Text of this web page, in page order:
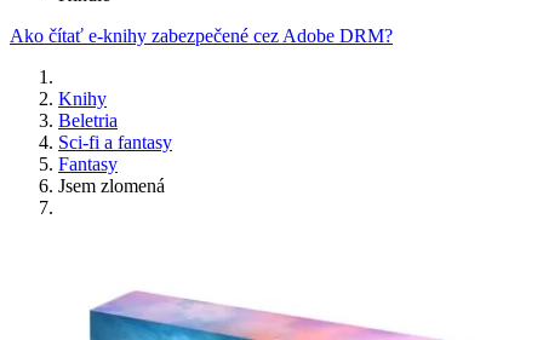
Ako čítať e-knihy zabezpečené cez Adobe DRM?
Knihy
Beletria
Sci-fi a fantasy
Fantasy
Jsem zlomená